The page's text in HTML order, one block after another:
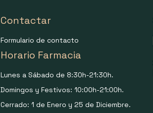
Contactar
Formulario de contacto
Horario Farmacia
Lunes a Sábado de 8:30h-21:30h.
Domingos y Festivos: 10:00h-21:00h.
Cerrado: 1 de Enero y 25 de Diciembre.